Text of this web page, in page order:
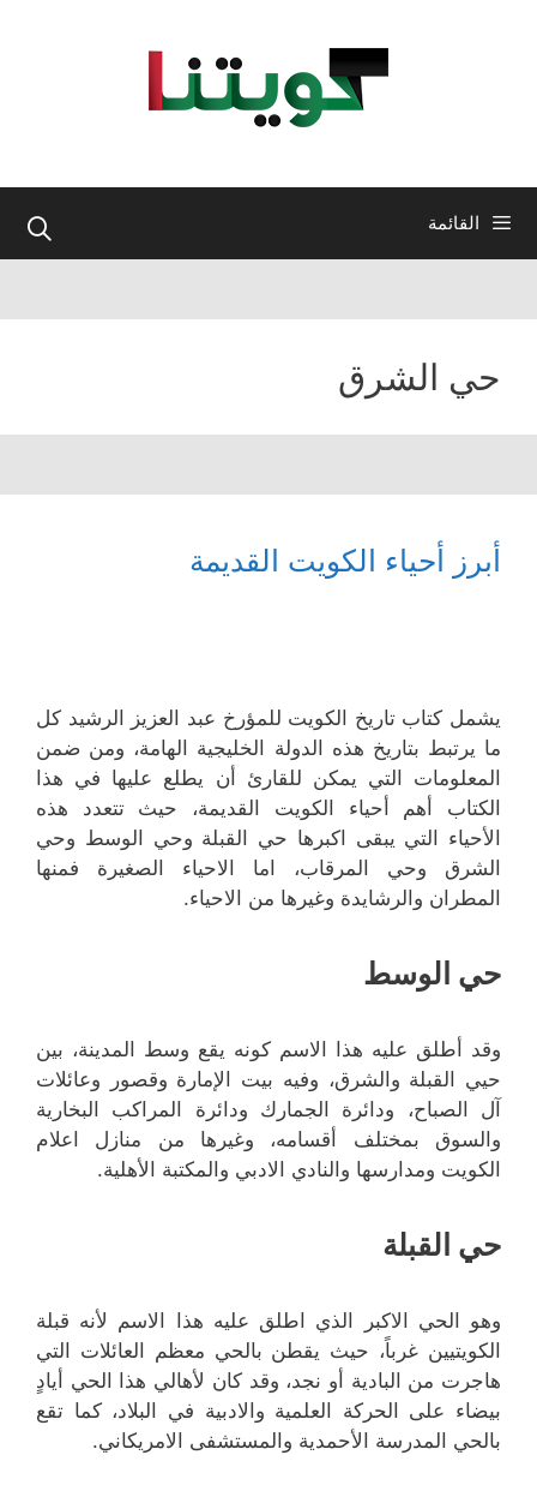
القائمة
حي الشرق
أبرز أحياء الكويت القديمة
يشمل كتاب تاريخ الكويت للمؤرخ عبد العزيز الرشيد كل
ما يرتبط بتاريخ هذه الدولة الخليجية الهامة، ومن ضمن
المعلومات التي يمكن للقارئ أن يطلع عليها في هذا
الكتاب أهم أحياء الكويت القديمة، حيث تتعدد هذه
الأحياء التي يبقى اكبرها حي القبلة وحي الوسط وحي
الشرق وحي المرقاب، اما الاحياء الصغيرة فمنها
المطران والرشايدة وغيرها من الاحياء.
حي الوسط
وقد أطلق عليه هذا الاسم كونه يقع وسط المدينة، بين
حيي القبلة والشرق، وفيه بيت الإمارة وقصور وعائلات
آل الصباح، ودائرة الجمارك ودائرة المراكب البخارية
والسوق بمختلف أقسامه، وغيرها من منازل اعلام
الكويت ومدارسها والنادي الادبي والمكتبة الأهلية.
حي القبلة
وهو الحي الاكبر الذي اطلق عليه هذا الاسم لأنه قبلة
الكويتيين غرباً، حيث يقطن بالحي معظم العائلات التي
هاجرت من البادية أو نجد، وقد كان لأهالي هذا الحي أيادٍ
بيضاء على الحركة العلمية والادبية في البلاد، كما تقع
بالحي المدرسة الأحمدية والمستشفى الامريكاني.